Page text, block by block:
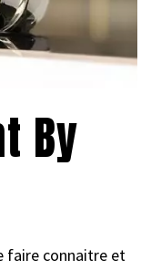
By
faire connaitre et